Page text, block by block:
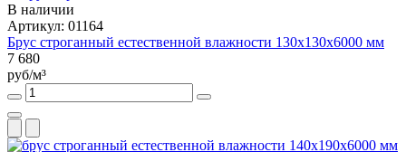
В наличии
Артикул: 01164
Брус строганный естественной влажности 130х130х6000 мм
7 680
руб/м³